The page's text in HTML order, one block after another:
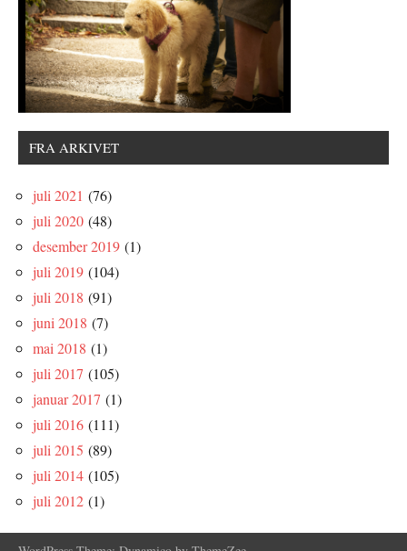
FRA ARKIVET
juli 2021 (76)
juli 2020 (48)
desember 2019 (1)
juli 2019 (104)
juli 2018 (91)
juni 2018 (7)
mai 2018 (1)
juli 2017 (105)
januar 2017 (1)
juli 2016 (111)
juli 2015 (89)
juli 2014 (105)
juli 2012 (1)